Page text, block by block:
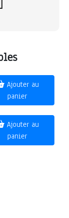
Ajouter au
panier
Ajouter au
panier